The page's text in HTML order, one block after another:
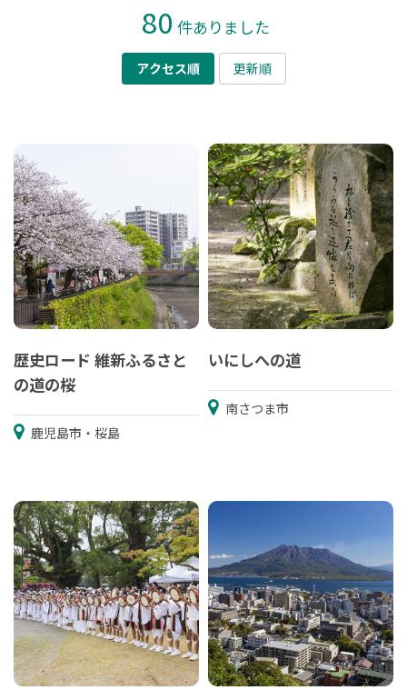
80 件ありました
アクセス順 更新順
歴史ロード 維新ふるさと
の道の桜
鹿児島市・桜島
いにしへの道
南さつま市